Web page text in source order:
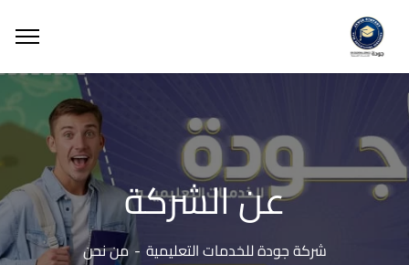
عن الشركة
شركة جودة للخدمات التعليمية من نحن